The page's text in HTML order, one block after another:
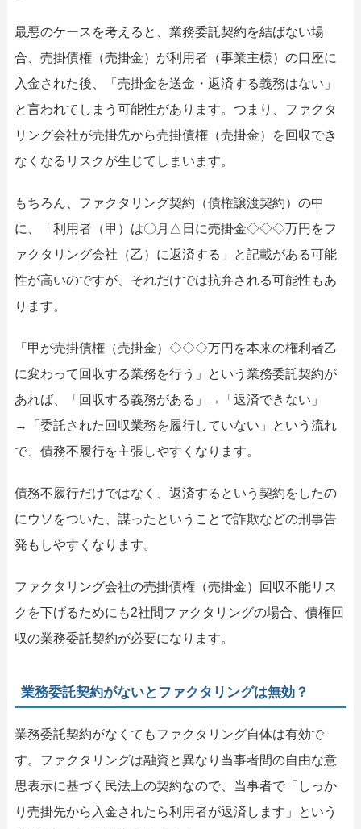
最悪のケースを考えると、業務委託契約を結ばない場
合、売掛債権（売掛金）が利用者（事業主様）の口座に
入金された後、「売掛金を送金・返済する義務はない」
と言われてしまう可能性があります。つまり、ファクタ
リング会社が売掛先から売掛債権（売掛金）を回収でき
なくなるリスクが生じてしまいます。
もちろん、ファクタリング契約（債権譲渡契約）の中
に、「利用者（甲）は〇月△日に売掛金◇◇◇万円をフ
ァクタリング会社（乙）に返済する」と記載がある可能
性が高いのですが、それだけでは抗弁される可能性もあ
ります。
「甲が売掛債権（売掛金）◇◇◇万円を本来の権利者乙
に変わって回収する業務を行う」という業務委託契約が
あれば、「回収する義務がある」→「返済できない」
→「委託された回収業務を履行していない」という流れ
で、債務不履行を主張しやすくなります。
債務不履行だけではなく、返済するという契約をしたの
にウソをついた、謀ったということで詐欺などの刑事告
発もしやすくなります。
ファクタリング会社の売掛債権（売掛金）回収不能リス
クを下げるためにも2社間ファクタリングの場合、債権回
収の業務委託契約が必要になります。
業務委託契約がないとファクタリングは無効？
業務委託契約がなくてもファクタリング自体は有効で
す。ファクタリングは融資と異なり当事者間の自由な意
思表示に基づく民法上の契約なので、当事者で「しっか
り売掛先から入金されたら利用者が返済します」という